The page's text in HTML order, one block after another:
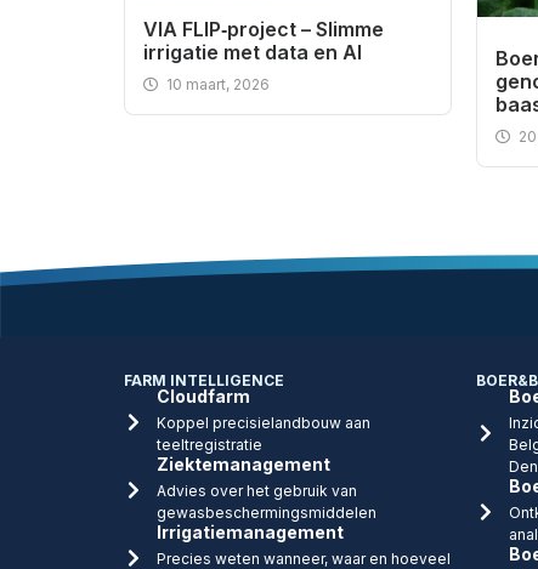
VIA FLIP‑project – Slimme
irrigatie met data en AI
10 maart, 2026
FARM INTELLIGENCE
Cloudfarm
Koppel precisielandbouw aan
teeltregistratie
Ziektemanagement
Advies over het gebruik van
gewasbeschermingsmiddelen
Irrigatiemanagement
Precies weten wanneer, waar en hoeveel